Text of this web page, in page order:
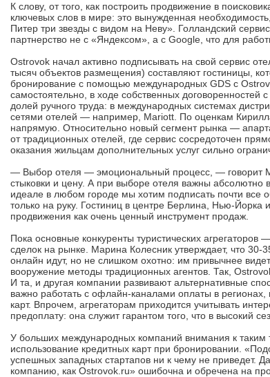
К слову, от того, как построить продвижение в
ключевых слов в мире: это вынужденная
Питер три звезды с видом на Неву». Голландский
партнерство не с «Яндексом», а с Google, что для
Ostrovok начал активно подписывать на свой сервис
тысяч объектов размещения) составляют гостиницы,
бронирование с помощью международных GDS с
самостоятельно, в ходе собственных
долей ручного труда: в международных системах
сетями отелей — например, Mariott. По оценкам
напрямую. Относительно новый сегмент рынка —
от традиционных отелей, где сервис сосредоточен
оказания жильцам дополнительных услуг сильно
— Выбор отеля — эмоциональный процесс, — говорит
стыковки и цену. А при выборе отеля важны абсолютно
идеале в любом городе мы хотим подписать почти все
только на руку. Гостиниц в центре Берлина, Нью-
продвижения как очень ценный инструмент продаж.
Пока основные конкуренты туристических
сделок на рынке. Марина Колесник утверждает, что
онлайн идут, но не слишком охотно: им привычнее
вооружение методы традиционных агентов. Так,
И та, и другая компании развивают альтернативные
важно работать с офлайн-каналами оплаты в
карт. Впрочем, агрегаторам приходится учитывать
предоплату: она служит гарантом того, что в высокий
У больших международных компаний внимания к таким
использование кредитных карт при бронировании.
успешных западных стартапов ни к чему не приведет.
компанию, как Ostrovok.ru» ошибочна и обречена на